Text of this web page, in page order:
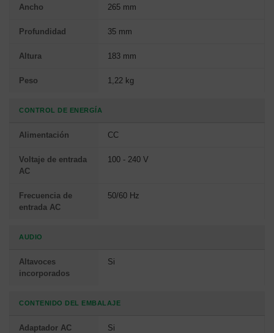
Ancho 265 mm
Profundidad 35 mm
Altura 183 mm
Peso 1,22 kg
CONTROL DE ENERGÍA
Alimentación CC
Voltaje de entrada
AC
100 - 240 V
Frecuencia de
entrada AC
50/60 Hz
AUDIO
Altavoces
incorporados
Si
CONTENIDO DEL EMBALAJE
Adaptador AC
Si